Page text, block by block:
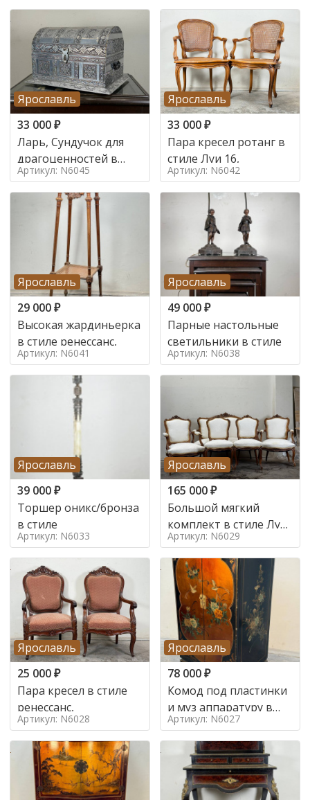
Ярославль
33 000₽
Ларь, Сундучок для
драгоценностей в
стиле
Артикул: N6045
Ярославль
33 000₽
Пара кресел ротанг в
стиле Луи 16,
Артикул: N6042
Ярославль
29 000₽
Высокая жардиньерка
в стиле ренессанс,
Артикул: N6041
Ярославль
49 000₽
Парные настольные
светильники в стиле
Артикул: N6038
Ярославль
39 000₽
Торшер оникс/бронза
в стиле
Артикул: N6033
Ярославль
165 000₽
Большой мягкий
комплект в стиле Луи
в стиле
Артикул: N6029
Ярославль
25 000₽
Пара кресел в стиле
ренессанс,
Артикул: N6028
Ярославль
78 000₽
Комод под пластинки
и муз аппаратуру в
стиле шинуазри,
Артикул: N6027